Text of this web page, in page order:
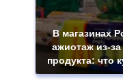
В магазинах
ажиотаж из-за
продукта: что